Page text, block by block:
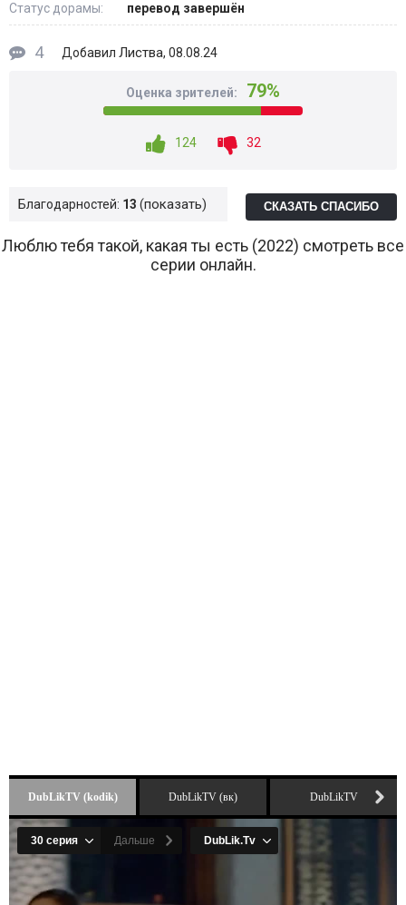
Статус дорамы: перевод завершён
4 Добавил Листва, 08.08.24
Оценка зрителей: 79%
124 32
Благодарностей: 13 показать СКАЗАТЬ СПАСИБО
Люблю тебя такой, какая ты есть (2022) смотреть все
серии онлайн.
DubLikTV (kodik) DubLikTV (вк) DubLikTV